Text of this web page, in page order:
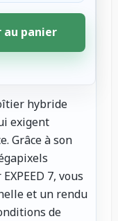
panier
hybride
exigent
Grâce à son
7, vous
et un rendu
de